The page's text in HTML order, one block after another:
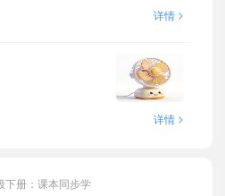
详情 >
详情 >
下册：课本同步学